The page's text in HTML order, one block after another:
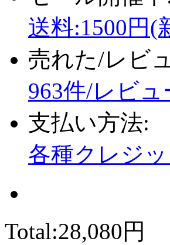
送料:1500円(
売れた/レビ
963件/レビュ
支払い方法:
各種クレジ
Total:28,080円